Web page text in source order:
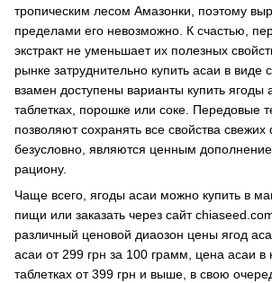
тропическим лесом Амазонки, поэтому
пределами его невозможно. К счастью,
экстракт не уменьшает их полезных
рынке затруднительно купить асаи в виде
взамен доступены варианты купить ягоды
таблетках, порошке или соке. Передовые
позволяют сохранять все свойства свежих
безусловно, являются ценным
рациону.
Чаще всего, ягоды асаи можно купить в
пищи или заказать через сайт
различный ценовой диаозон цены ягод
асаи от 299 грн за 100 грамм, цена асаи в
таблетках от 399 грн и выше, в свою